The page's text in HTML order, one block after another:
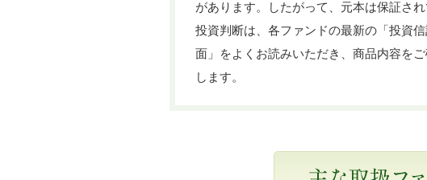
があります。したがって、元本は保証され
投資判断は、各ファンドの最新の「投資
面」をよくお読みいただき、商品内容を
します。